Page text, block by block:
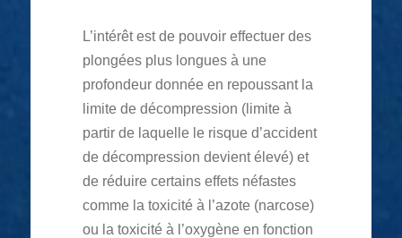
L’intérêt est de pouvoir effectuer des
plongées plus longues à une
profondeur donnée en repoussant la
limite de décompression (limite à
partir de laquelle le risque d’accident
de décompression devient élevé) et
de réduire certains effets néfastes
comme la toxicité à l’azote (narcose)
ou la toxicité à l’oxygène en fonction